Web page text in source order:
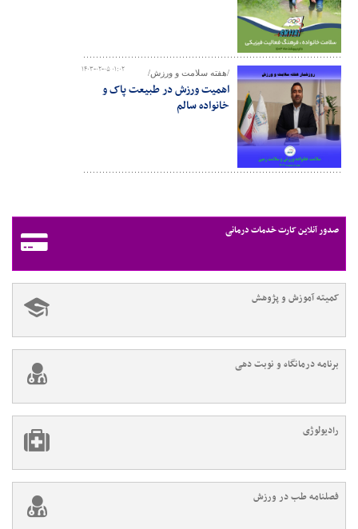
۱۴۰۳-۰۲-۰۵ ۰۱:۰۲ /هفته سلامت و ورزش/
اهمیت ورزش در طبیعت پاک و
خانواده سالم
صدور آنلاین کارت خدمات درمانی
کمیته آموزش و پژوهش
برنامه درمانگاه و نوبت دهی
رادیولوژی
فصلنامه طب در ورزش